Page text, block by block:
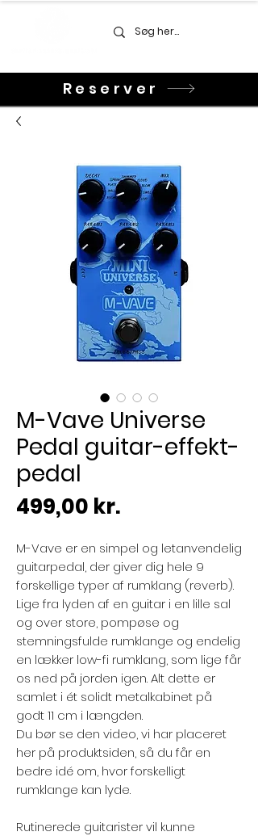
Reserver
M-Vave Universe
Pedal guitar-effekt-
pedal
499,00 kr.Pris
M-Vave er en simpel og letanvendelig
guitarpedal, der giver dig hele 9
forskellige typer af rumklang (reverb).
Lige fra lyden af en guitar i en lille sal
og over store, pompøse og
stemningsfulde rumklange og endelig
en lækker low-fi rumklang, som lige får
os ned på jorden igen. Alt dette er
samlet i ét solidt metalkabinet på
godt 11 cm i længden.
Du bør se den video, vi har placeret
her på produktsiden, så du får en
bedre idé om, hvor forskelligt
rumklange kan lyde.
Rutinerede guitarister vil kunne